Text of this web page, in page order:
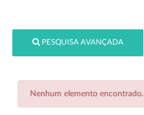
PESQUISA AVANÇADA
Nenhum elemento encontrado.